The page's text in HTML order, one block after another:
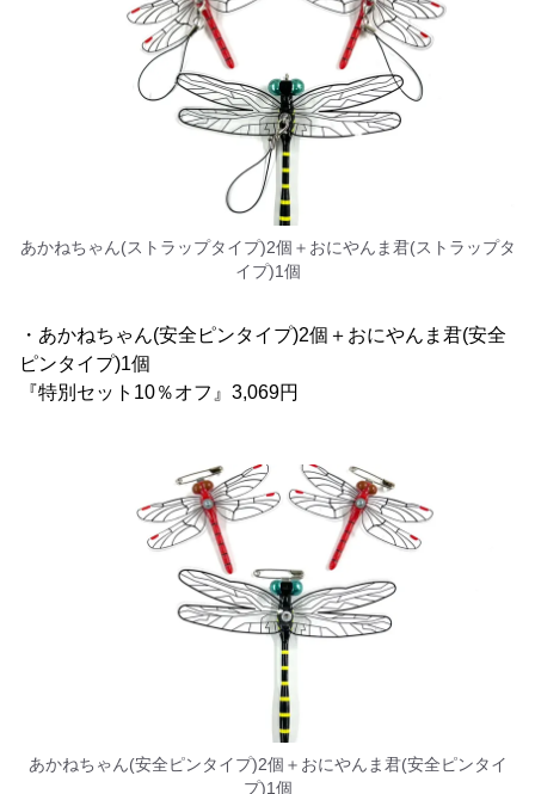
あかねちゃん(ストラップタイプ)2個＋おにやんま君(ストラップタ
イプ)1個
・あかねちゃん(安全ピンタイプ)2個＋おにやんま君(安全
ピンタイプ)1個
『特別セット10％オフ』3,069円
あかねちゃん(安全ピンタイプ)2個＋おにやんま君(安全ピンタイ
プ)1個